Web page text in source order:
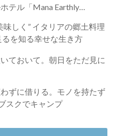
テル「Mana Earthly
味しく” イタリアの郷土料理
を知る幸せな生き方
ておいて。朝日をただ見に
ずに借りる。モノを持たず
スクでキャンプ